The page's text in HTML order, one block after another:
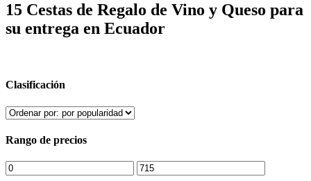
15 Cestas de Regalo de Vino y Queso para
su entrega en Ecuador
Clasificación
Rango de precios